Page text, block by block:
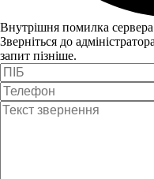
Внутрішня помилка
Зверніться до
запит пізніше.